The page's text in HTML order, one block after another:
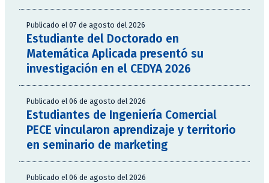
Publicado el 07 de agosto del 2026
Estudiante del Doctorado en
Matemática Aplicada presentó su
investigación en el CEDYA 2026
Publicado el 06 de agosto del 2026
Estudiantes de Ingeniería Comercial
PECE vincularon aprendizaje y territorio
en seminario de marketing
Publicado el 06 de agosto del 2026